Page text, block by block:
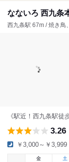
なないろ 西九条
西九条駅 67m / 焼き鳥
《駅近！西九条駅
3.26
￥3,000～￥3,999
金
土